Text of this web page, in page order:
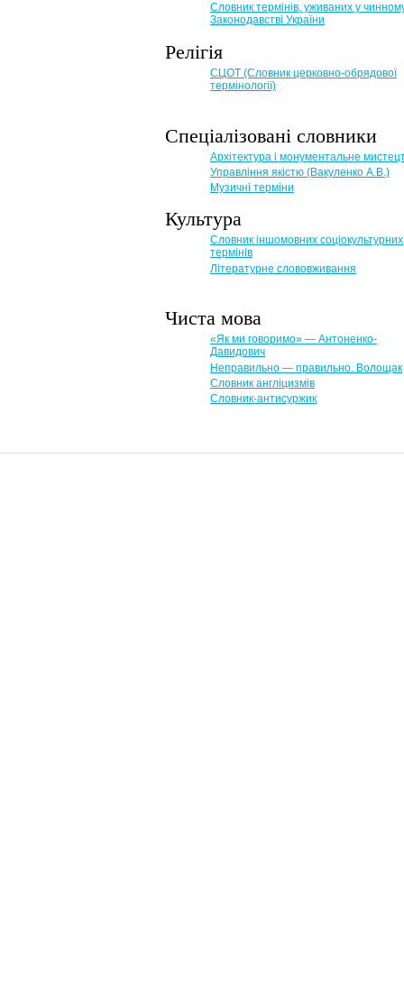
Словник термінів, уживаних у
Законодавстві України
Релігія
СЦОТ (Словник церковно-обрядової
термінології)
Спеціалізовані словники
Архітектура і монументальне
Управління якістю (Вакуленко А.В.)
Музичні терміни
Культура
Словник іншомовних соціокультурних
термінів
Літературне слововживання
Чиста мова
«Як ми говоримо» — Антоненко-
Давидович
Неправильно — правильно. Волощак
Словник англіцизмів
Словник-антисуржик